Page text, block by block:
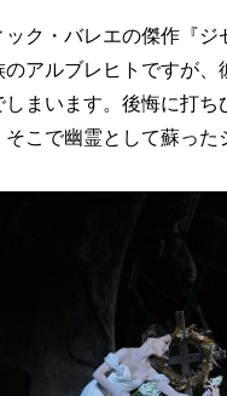
ク・バレエの傑作『
アルブレヒトですが
しまいます。後悔に打
こで幽霊として蘇った